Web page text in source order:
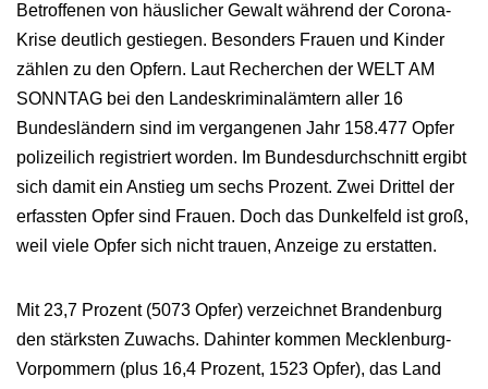
Betroffenen von häuslicher Gewalt während der Corona-
Krise deutlich gestiegen. Besonders Frauen und Kinder
zählen zu den Opfern. Laut Recherchen der WELT AM
SONNTAG bei den Landeskriminalämtern aller 16
Bundesländern sind im vergangenen Jahr 158.477 Opfer
polizeilich registriert worden. Im Bundesdurchschnitt ergibt
sich damit ein Anstieg um sechs Prozent. Zwei Drittel der
erfassten Opfer sind Frauen. Doch das Dunkelfeld ist groß,
weil viele Opfer sich nicht trauen, Anzeige zu erstatten.
Mit 23,7 Prozent (5073 Opfer) verzeichnet Brandenburg
den stärksten Zuwachs. Dahinter kommen Mecklenburg-
Vorpommern (plus 16,4 Prozent, 1523 Opfer), das Land